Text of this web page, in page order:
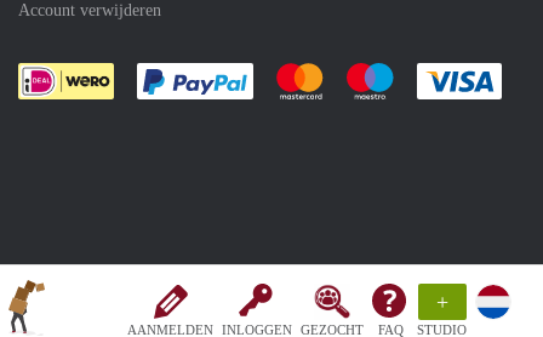
AANMELDEN INLOGGEN GEZOCHT FAQ
+
STUDIO
Account verwijderen
Je rekent gemakkelijk af met Paypal
Je rekent gemakkelijk af met
Je rekent